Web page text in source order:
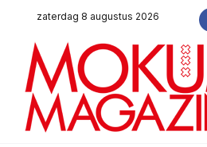
zaterdag 8 augustus 2026